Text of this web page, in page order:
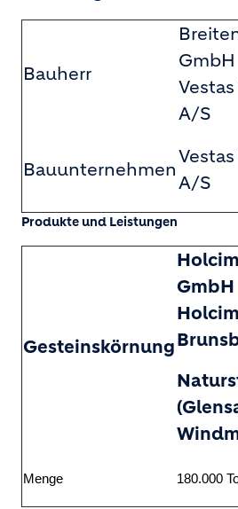
Bauherr
GmbH
A/S
Bauunternehmen
A/S
Produkte und Leistungen
Gesteinskörnung
GmbH
Menge 180.000